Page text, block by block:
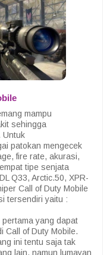
mampu
sehingga
Untuk
patokan mengecek
fire rate, akurasi,
tipe senjata
Q33, Arctic.50, XPR-
Call of Duty Mobile
tersendiri yaitu :
yang dapat
Call of Duty Mobile.
ini tentu saja tak
lain, namun lumayan